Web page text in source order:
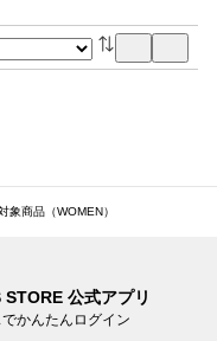
象商品（WOMEN）
STORE 公式アプリ
かんたんログイン